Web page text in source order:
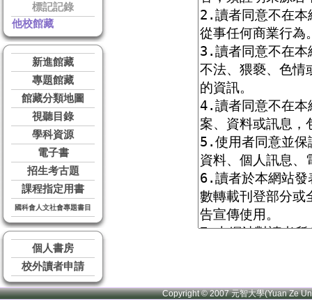
標記記錄
他校館藏
新進館藏
專題館藏
館藏分類地圖
視聽目錄
學科資源
電子書
招生考古題
課程指定用書
國科會人文社會專題書目
個人書房
校外讀者申請
Copyright © 2007 元智大學(Yuan Ze